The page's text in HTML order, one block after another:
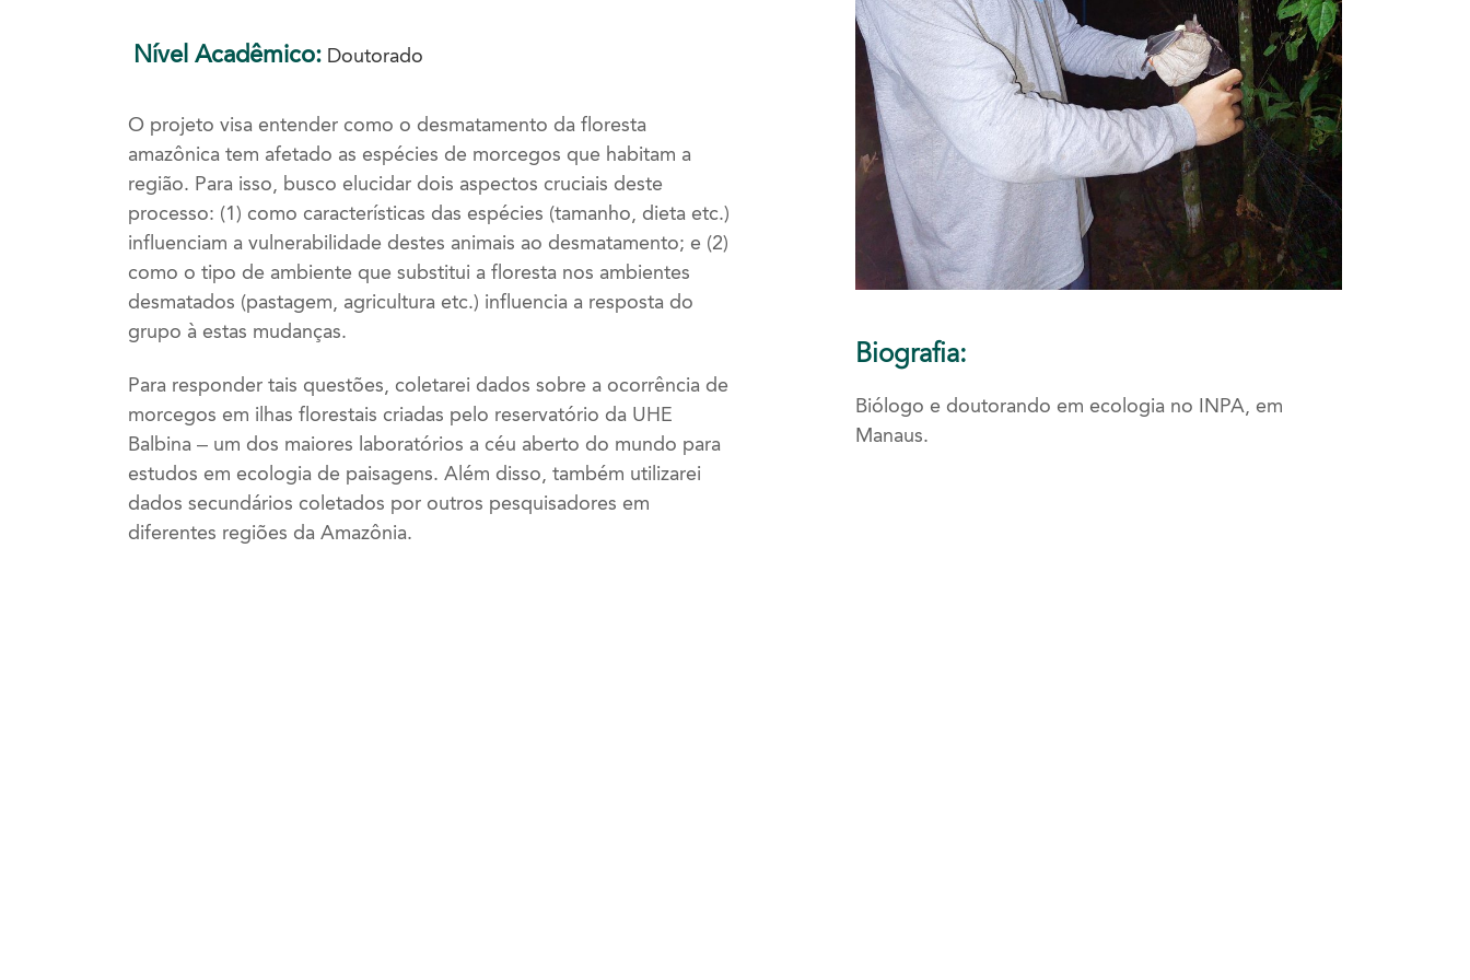
Nível Acadêmico: Doutorado
O projeto visa entender como o desmatamento da floresta
amazônica tem afetado as espécies de morcegos que habitam a
região. Para isso, busco elucidar dois aspectos cruciais deste
processo: (1) como características das espécies (tamanho, dieta etc.)
influenciam a vulnerabilidade destes animais ao desmatamento; e (2)
como o tipo de ambiente que substitui a floresta nos ambientes
desmatados (pastagem, agricultura etc.) influencia a resposta do
grupo à estas mudanças.
Para responder tais questões, coletarei dados sobre a ocorrência de
morcegos em ilhas florestais criadas pelo reservatório da UHE
Balbina – um dos maiores laboratórios a céu aberto do mundo para
estudos em ecologia de paisagens. Além disso, também utilizarei
dados secundários coletados por outros pesquisadores em
diferentes regiões da Amazônia.
Biografia:
Biólogo e doutorando em ecologia no INPA, em
Manaus.